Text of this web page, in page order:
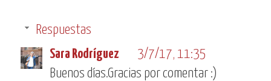
Respuestas
Sara Rodríguez
3/7/17, 11:35
Buenos días.Gracias por comentar :)